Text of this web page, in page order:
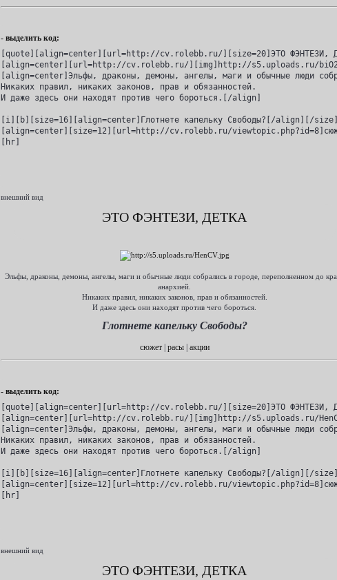
- выделить код:
[quote][align=center][url=http://cv.rolebb.ru/][size=20]ЭТО
[align=center][url=http://cv.rolebb.ru/][img]http://s5.uploads.ru/
[align=center]Эльфы, драконы, демоны, ангелы, маги и обычные люди
Никаких правил, никаких законов, прав и обязанностей.
И даже здесь они находят против чего бороться.[/align]
[i][b][size=16][align=center]Глотнете капельку Свободы?[/align][/
[align=center][size=12][url=http://cv.rolebb.ru/
[hr]
внешний вид
ЭТО ФЭНТЕЗИ, ДЕТКА
Эльфы, драконы, демоны, ангелы, маги и обычные люди собрались в городе, переполненном до
анархией.
Никаких правил, никаких законов, прав и обязанностей.
И даже здесь они находят против чего бороться.
Глотнете капельку Свободы?
сюжет| расы| акции
- выделить код:
[quote][align=center][url=http://cv.rolebb.ru/][size=20]ЭТО
[align=center][url=http://cv.rolebb.ru/][img]http://s5.uploads.ru/
[align=center]Эльфы, драконы, демоны, ангелы, маги и обычные люди
Никаких правил, никаких законов, прав и обязанностей.
И даже здесь они находят против чего бороться.[/align]
[i][b][size=16][align=center]Глотнете капельку Свободы?[/align][/
[align=center][size=12][url=http://cv.rolebb.ru/
[hr]
внешний вид
ЭТО ФЭНТЕЗИ, ДЕТКА